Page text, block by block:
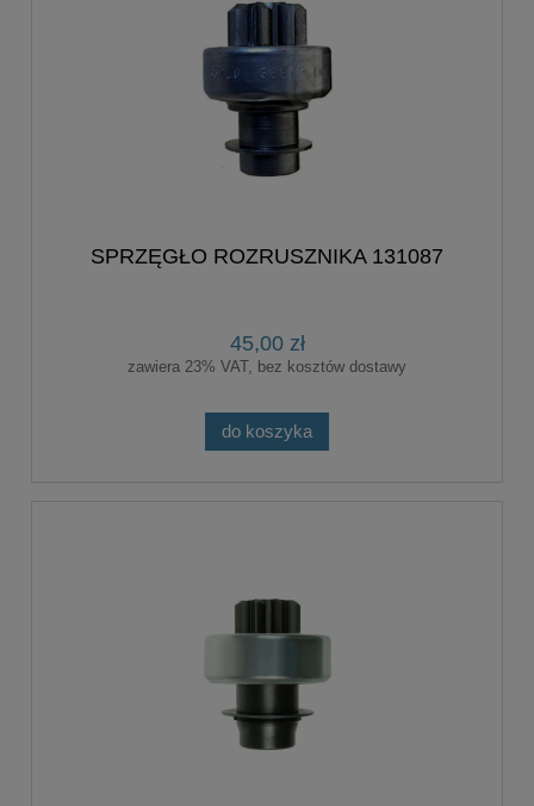
SPRZĘGŁO ROZRUSZNIKA 131087
45,00 zł
zawiera 23% VAT, bez kosztów dostawy
do koszyka